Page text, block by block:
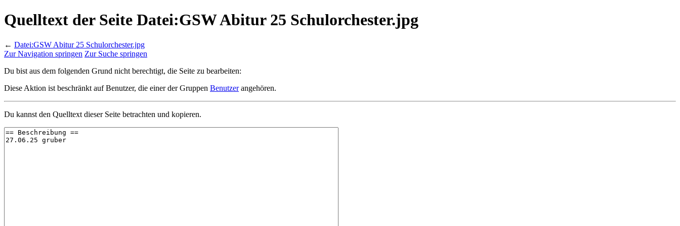
Quelltext der Seite Datei:GSW Abitur 25 Schulorchester.jpg
← Datei:GSW Abitur 25 Schulorchester.jpg
Zur Navigation springen Zur Suche springen
Du bist aus dem folgenden Grund nicht berechtigt, die Seite zu bearbeiten:
Diese Aktion ist beschränkt auf Benutzer, die einer der Gruppen Benutzerangehören.
Du kannst den Quelltext dieser Seite betrachten und kopieren.